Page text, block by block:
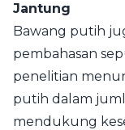
Jantung
Bawang putih
pembahasan
penelitian
putih dalam
mendukung